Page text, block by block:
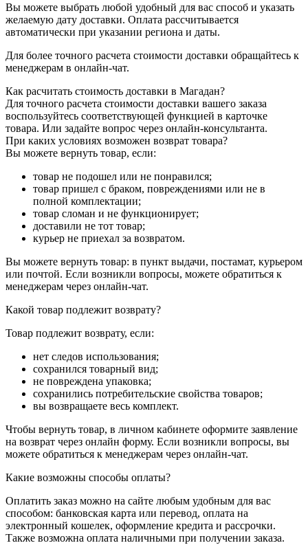
Вы можете выбрать любой удобный для вас способ и указать
желаемую дату доставки. Оплата рассчитывается
автоматически при указании региона и даты.
Для более точного расчета стоимости доставки обращайтесь к
менеджерам в онлайн-чат.
Как расчитать стоимость доставки в Магадан?
Для точного расчета стоимости доставки вашего заказа
воспользуйтесь соответствующей функцией в карточке
товара. Или задайте вопрос через онлайн-консультанта.
При каких условиях возможен возврат товара?
Вы можете вернуть товар, если:
товар не подошел или не понравился;
товар пришел с браком, повреждениями или не в
полной комплектации;
товар сломан и не функционирует;
доставили не тот товар;
курьер не приехал за возвратом.
Вы можете вернуть товар: в пункт выдачи, постамат, курьером
или почтой. Если возникли вопросы, можете обратиться к
менеджерам через онлайн-чат.
Какой товар подлежит возврату?
Товар подлежит возврату, если:
нет следов использования;
сохранился товарный вид;
не повреждена упаковка;
сохранились потребительские свойства товаров;
вы возвращаете весь комплект.
Чтобы вернуть товар, в личном кабинете оформите заявление
на возврат через онлайн форму. Если возникли вопросы, вы
можете обратиться к менеджерам через онлайн-чат.
Какие возможны способы оплаты?
Оплатить заказ можно на сайте любым удобным для вас
способом: банковская карта или перевод, оплата на
электронный кошелек, оформление кредита и рассрочки.
Также возможна оплата наличными при получении заказа.